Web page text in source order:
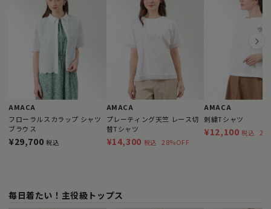
AMACA
フローラルスカラップ シャツ
ブラウス
¥29,700 税込
AMACA
プレーティング天竺 レース切
替Tシャツ
¥14,300 税込 28%OFF
AMACA
刺繍Tシャツ
¥12,100 税込
毎日着たい！主役級トップス